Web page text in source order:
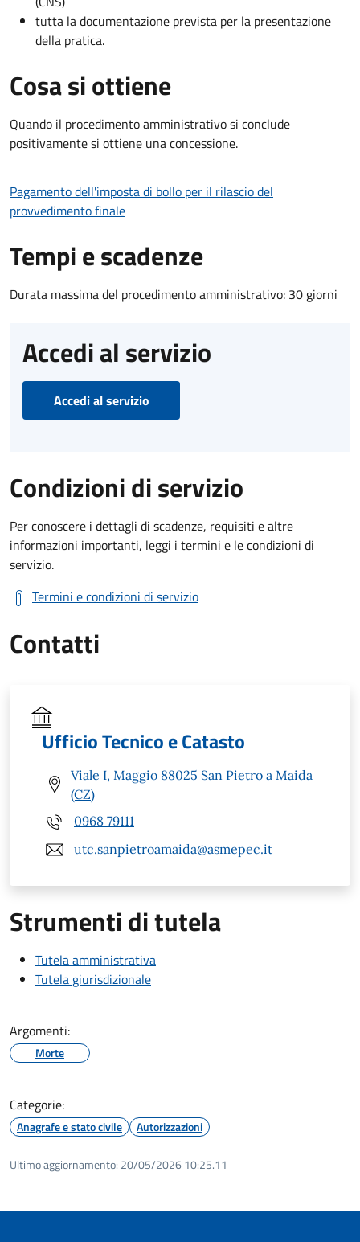
tutta la documentazione prevista per la presentazione
della pratica.
Cosa si ottiene
Quando il procedimento amministrativo si conclude
positivamente si ottiene una concessione.
Pagamento dell'imposta di bollo per il rilascio del
provvedimento finale
Tempi e scadenze
Durata massima del procedimento amministrativo: 30 giorni
Accedi al servizio
Accedi al servizio
Condizioni di servizio
Per conoscere i dettagli di scadenze, requisiti e altre
informazioni importanti, leggi i termini e le condizioni di
servizio.
Termini e condizioni di servizio
Contatti
Ufficio Tecnico e Catasto
Viale I, Maggio 88025 San Pietro a Maida
(CZ)
0968 79111
utc.sanpietroamaida@asmepec.it
Strumenti di tutela
Tutela amministrativa
Tutela giurisdizionale
Argomenti:
Morte
Categorie:
Anagrafe e stato civile Autorizzazioni
Ultimo aggiornamento: 20/05/2026 10:25.11